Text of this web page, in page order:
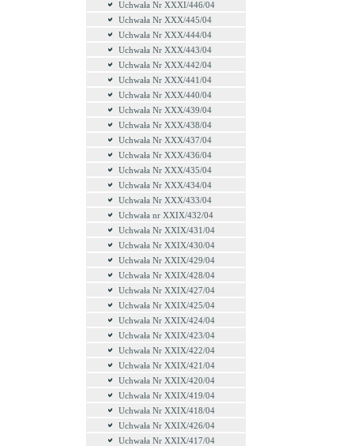
Uchwała Nr XXXI/446/04
Uchwała Nr XXX/445/04
Uchwała Nr XXX/444/04
Uchwała Nr XXX/443/04
Uchwała Nr XXX/442/04
Uchwała Nr XXX/441/04
Uchwała Nr XXX/440/04
Uchwała Nr XXX/439/04
Uchwała Nr XXX/438/04
Uchwała Nr XXX/437/04
Uchwała Nr XXX/436/04
Uchwała Nr XXX/435/04
Uchwała Nr XXX/434/04
Uchwała Nr XXX/433/04
Uchwała nr XXIX/432/04
Uchwała Nr XXIX/431/04
Uchwała Nr XXIX/430/04
Uchwała Nr XXIX/429/04
Uchwała Nr XXIX/428/04
Uchwała Nr XXIX/427/04
Uchwała Nr XXIX/425/04
Uchwała Nr XXIX/424/04
Uchwała Nr XXIX/423/04
Uchwała Nr XXIX/422/04
Uchwała Nr XXIX/421/04
Uchwała Nr XXIX/420/04
Uchwała Nr XXIX/419/04
Uchwała Nr XXIX/418/04
Uchwała Nr XXIX/426/04
Uchwała Nr XXIX/417/04